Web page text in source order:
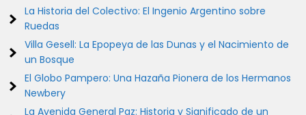
La Historia del Colectivo: El Ingenio Argentino sobre
Ruedas
Villa Gesell: La Epopeya de las Dunas y el Nacimiento de
un Bosque
El Globo Pampero: Una Hazaña Pionera de los Hermanos
Newbery
La Avenida General Paz: Historia y Significado de un